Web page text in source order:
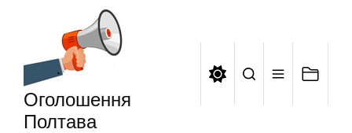
Оголошення
Полтава